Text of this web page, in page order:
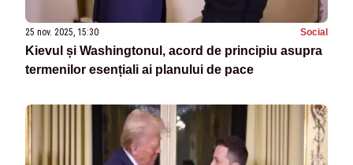
25 nov. 2025, 15:30 Social
Kievul și Washingtonul, acord de principiu asupra
termenilor esențiali ai planului de pace